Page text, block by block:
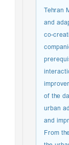
Tehran
and
co-
of the
urban
and
From